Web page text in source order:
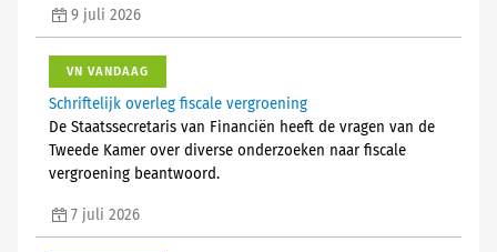
9 juli 2026
VN VANDAAG
Schriftelijk overleg fiscale vergroening
De Staatssecretaris van Financiën heeft de vragen van de
Tweede Kamer over diverse onderzoeken naar fiscale
vergroening beantwoord.
7 juli 2026